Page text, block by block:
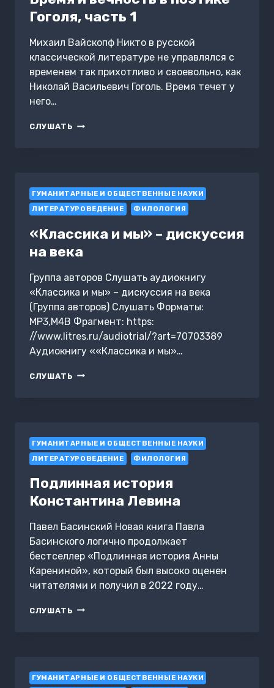
Гоголя, часть 1
Михаил Вайскопф Никто в русской
классической литературе не управлялся с
временем так прихотливо и своевольно, как
Николай Васильевич Гоголь. Время течет у
него…
СЛУШАТЬ ВРЕМЯ
ЧАСТЬ
1
ГУМАНИТАРНЫЕ И ОБЩЕСТВЕННЫЕ НАУКИ
ЛИТЕРАТУРОВЕДЕНИЕ
ФИЛОЛОГИЯ
«Классика и мы» – дискуссия
на века
Группа авторов Слушать аудиокнигу
«Классика и мы» – дискуссия на века
(Группа авторов) Слушать Форматы:
MP3,M4B Фрагмент: https:
//www.litres.ru/audiotrial/?art=70703389
Аудиокнигу ««Классика и мы»…
СЛУШАТЬ «КЛАССИКА
ВЕКА
ГУМАНИТАРНЫЕ И ОБЩЕСТВЕННЫЕ НАУКИ
ЛИТЕРАТУРОВЕДЕНИЕ
ФИЛОЛОГИЯ
Подлинная история
Константина Левина
Павел Басинский Новая книга Павла
Басинского логично продолжает
бестселлер «Подлинная история Анны
Карениной», который был высоко оценен
читателями и получил в 2022 году…
СЛУШАТЬ ПОДЛИННАЯ
ГУМАНИТАРНЫЕ И ОБЩЕСТВЕННЫЕ НАУКИ